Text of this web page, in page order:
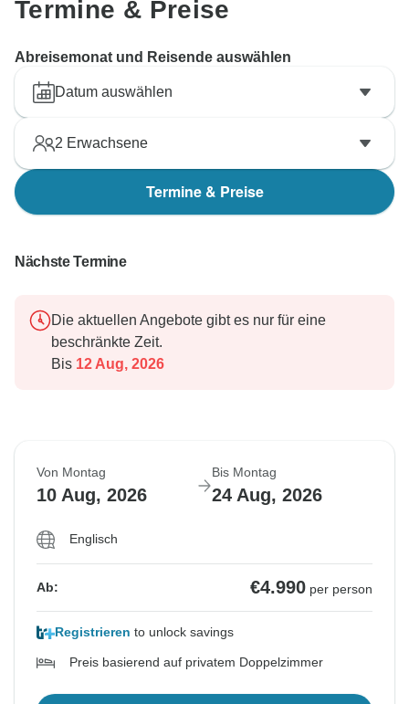
Termine & Preise
Abreisemonat und Reisende auswählen
Datum auswählen
2 Erwachsene
Termine & Preise
Nächste Termine
Die aktuellen Angebote gibt es nur für eine
beschränkte Zeit.
Bis 12 Aug, 2026
Von Montag
10 Aug, 2026
Bis Montag
24 Aug, 2026
Englisch
Ab: €4.990 per person
Registrieren to unlock savings
Preis basierend auf privatem Doppelzimmer